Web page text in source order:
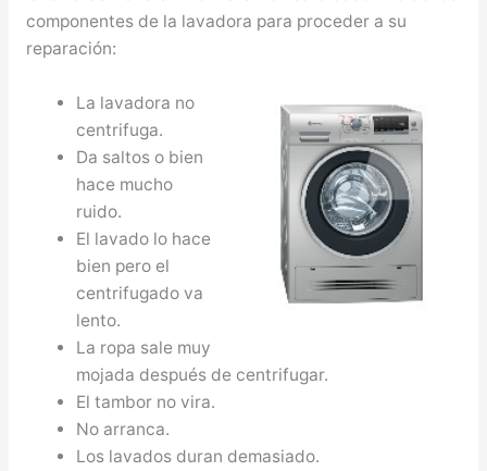
componentes de la lavadora para proceder a su
reparación:
La lavadora no
centrifuga.
Da saltos o bien
hace mucho
ruido.
El lavado lo hace
bien pero el
centrifugado va
lento.
La ropa sale muy
mojada después de centrifugar.
El tambor no vira.
No arranca.
Los lavados duran demasiado.